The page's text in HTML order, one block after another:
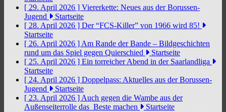
[ 29. April 2026 ] Viererkette: Neues aus der Borussen-
Jugend
Startseite
[ 28. April 2026 ] Der “FCS-Killer” von 1966 wird 85!
Startseite
[ 26. April 2026 ] Am Rande der Bande – Bildgeschichten
rund um das Spiel gegen Quierschied
Startseite
[ 25. April 2026 ] Ein torreicher Abend in der Saarlandliga
Startseite
[ 24. April 2026 ] Doppelpass: Aktuelles aus der Borussen-
Jugend
Startseite
[ 23. April 2026 ] Auch gegen die Wambe aus der
Außenseiterrolle das Beste machen
Startseite